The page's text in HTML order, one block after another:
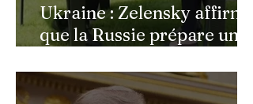
Ukraine : Zelensky affirme
que la Russie prépare une
militaire à l'automne